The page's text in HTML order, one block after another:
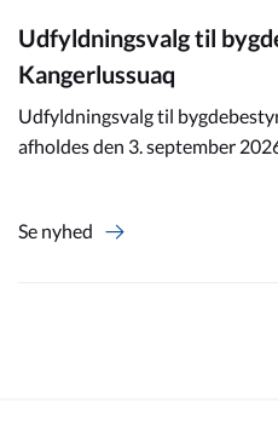
Udfyldningsvalg til
Kangerlussuaq
Udfyldningsvalg til
afholdes den 3. september
Se nyhed